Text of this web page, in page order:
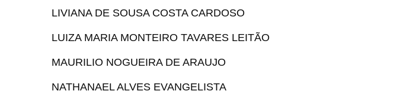
LIVIANA DE SOUSA COSTA CARDOSO
LUIZA MARIA MONTEIRO TAVARES LEITÃO
MAURILIO NOGUEIRA DE ARAUJO
NATHANAEL ALVES EVANGELISTA